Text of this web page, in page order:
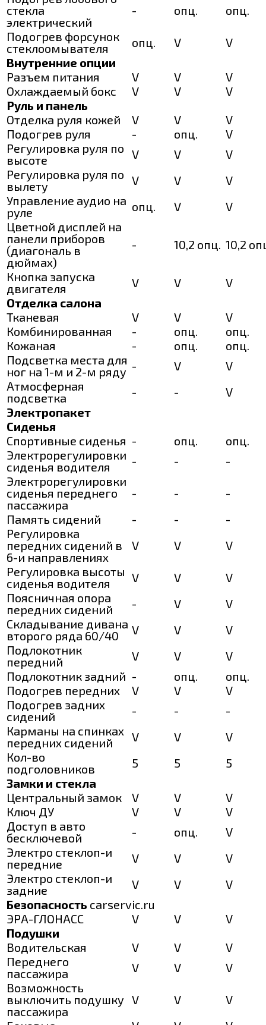
стекла
электрический
- опц.
опц.
Подогрев форсунок
стеклоомывателя
опц. V
V
Внутренние опции
Разъем питания
V V
V
Охлаждаемый бокс
V V
V
Руль и панель
Отделка руля кожей
V V
V
Подогрев руля
- опц.
V
Регулировка руля по
высоте
V V
V
Регулировка руля по
вылету
V V
V
Управление аудио на
руле
опц. V
V
Цветной дисплей на
панели приборов
(диагональ в
дюймах)
- 10,2 опц. 10,2
Кнопка запуска
двигателя
V V
V
Отделка салона
Тканевая
V V
V
Комбинированная
- опц.
опц.
Кожаная
- опц.
опц.
Подсветка места для
ног на 1-м и 2-м ряду - V
V
Атмосферная
подсветка
- -
V
Электропакет
Сиденья
Спортивные сиденья - опц.
опц.
Электрорегулировки
сиденья водителя
- -
-
Электрорегулировки
сиденья переднего
пассажира
- -
-
Память сидений
- -
-
Регулировка
передних сидений в
6-и направлениях
V V
V
Регулировка высоты
сиденья водителя
V V
V
Поясничная опора
передних сидений
- V
V
Складывание дивана
второго ряда 60/40
V V
V
Подлокотник
передний
V V
V
Подлокотник задний - опц.
опц.
Подогрев передних
V V
V
Подогрев задних
сидений
- -
-
Карманы на спинках
передних сидений
V V
V
Кол-во
подголовников
5 5
5
Замки и стекла
Центральный замок
V V
V
Ключ ДУ
V V
V
Доступ в авто
бесключевой
- опц.
V
Электро стеклоп-и
передние
V V
V
Электро стеклоп-и
задние
V V
V
Безопасность carservic.ru
ЭРА-ГЛОНАСС
V V
V
Подушки
Водительская
V V
V
Переднего
пассажира
V V
V
Возможность
выключить подушку
пассажира
V V
V